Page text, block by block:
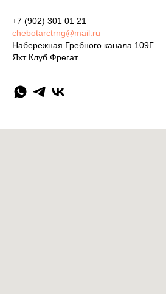
+7 (902) 301 01 21
chebotarctrng@mail.ru
Набережная Гребного канала 109Г
Яхт Клуб Фрегат